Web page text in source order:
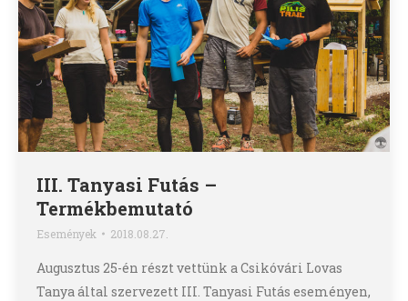
III. Tanyasi Futás –
Termékbemutató
Események 2018.08.27.
Augusztus 25-én részt vettünk a Csikóvári Lovas
Tanya által szervezett III. Tanyasi Futás eseményen,